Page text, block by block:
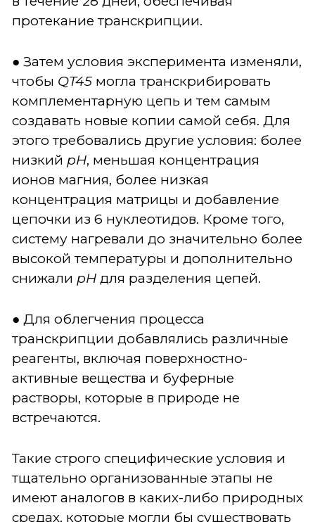
протекание транскрипции.
● Затем условия эксперимента изменяли,
чтобы QT45 могла транскрибировать
комплементарную цепь и тем самым
создавать новые копии самой себя. Для
этого требовались другие условия: более
низкий pH, меньшая концентрация
ионов магния, более низкая
концентрация матрицы и добавление
цепочки из 6 нуклеотидов. Кроме того,
систему нагревали до значительно более
высокой температуры и дополнительно
снижали pH для разделения цепей.
● Для облегчения процесса
транскрипции добавлялись различные
реагенты, включая поверхностно-
активные вещества и буферные
растворы, которые в природе не
встречаются.
Такие строго специфические условия и
тщательно организованные этапы не
имеют аналогов в каких-либо природных
средах, которые могли бы существовать